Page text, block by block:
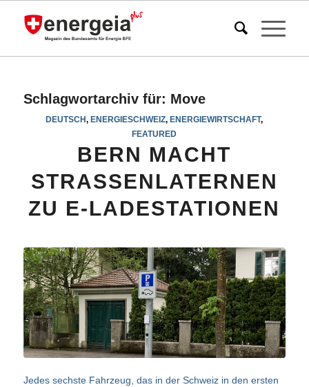
Schlagwortarchiv für: Move
DEUTSCH,ENERGIESCHWEIZ,ENERGIEWIRTSCHAFT,
FEATURED
BERN MACHT
STRASSENLATERNEN
ZU E-LADESTATIONEN
Jedes sechste Fahrzeug, das in der Schweiz in den ersten